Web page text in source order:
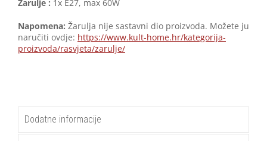
Žarulje : 1x E27, max 60W
Napomena: Žarulja nije sastavni dio proizvoda. Možete ju
naručiti ovdje: https://www.kult-home.hr/kategorija-
proizvoda/rasvjeta/zarulje/
Dodatne informacije